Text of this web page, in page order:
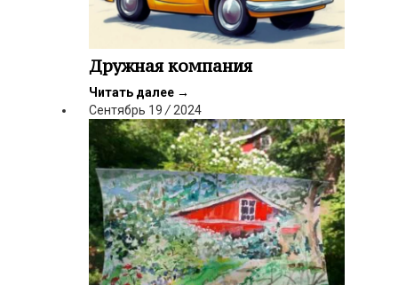
Дружная компания
Читать далее →
Сентябрь 19 / 2024